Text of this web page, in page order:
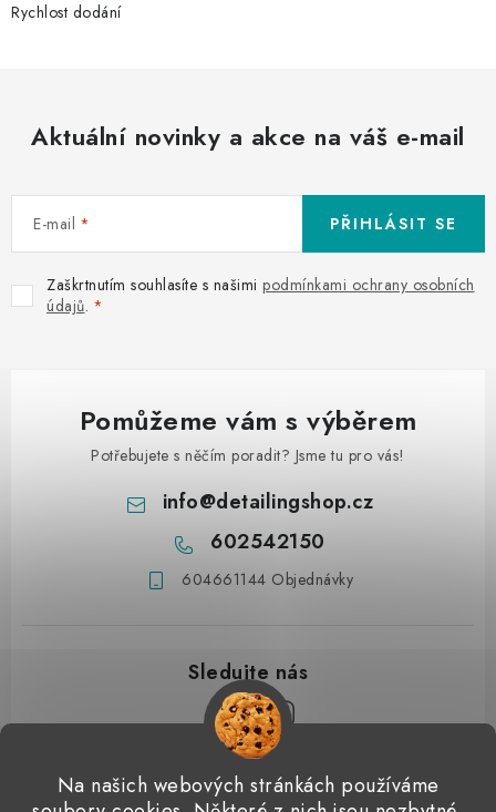
Na našich webových stránkách používáme
Rychlost dodání
Aktuální novinky a akce na váš e-mail
E-mail
Zaškrtnutím souhlasíte s našimi podmínkami ochrany osobních
údajů.
PŘIHLÁSIT SE
Pomůžeme vám s výběrem
Potřebujete s něčím poradit? Jsme tu pro vás!
info@detailingshop.cz
602542150
604661144 Objednávky